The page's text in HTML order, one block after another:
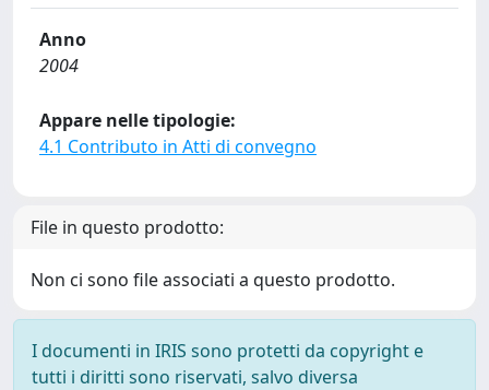
Anno
2004
Appare nelle tipologie:
4.1 Contributo in Atti di convegno
File in questo prodotto:
Non ci sono file associati a questo prodotto.
I documenti in IRIS sono protetti da copyright e
tutti i diritti sono riservati, salvo diversa